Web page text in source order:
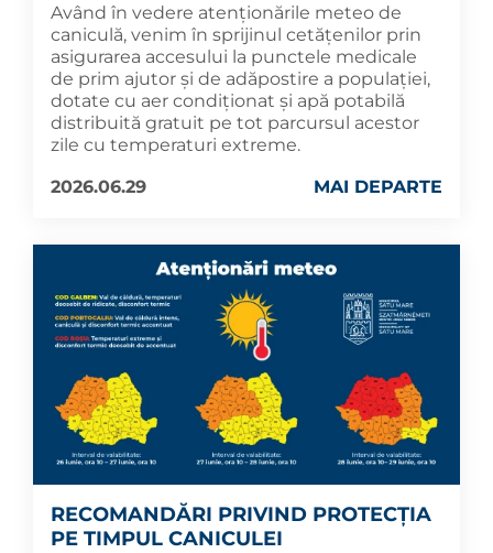
Având în vedere atenționările meteo de
caniculă, venim în sprijinul cetățenilor prin
asigurarea accesului la punctele medicale
de prim ajutor și de adăpostire a populației,
dotate cu aer condiționat și apă potabilă
distribuită gratuit pe tot parcursul acestor
zile cu temperaturi extreme.
2026.06.29
MAI DEPARTE
RECOMANDĂRI PRIVIND PROTECȚIA
PE TIMPUL CANICULEI